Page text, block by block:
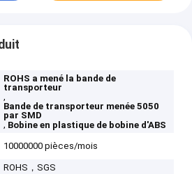
ROHS a mené la bande de
transporteur
,
Bande de transporteur menée 5050
par SMD
, Bobine en plastique de bobine d'ABS
10000000 pièces/mois
ROHS，SGS